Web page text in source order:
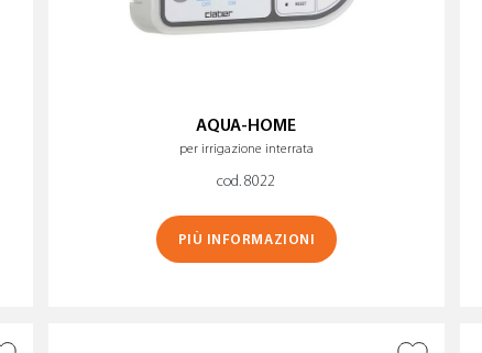
AQUA-HOME
per irrigazione interrata
cod. 8022
PIÙ INFORMAZIONI